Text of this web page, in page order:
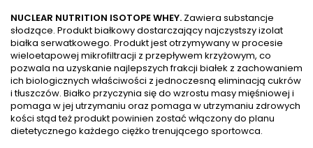
NUCLEAR NUTRITION ISOTOPE WHEY. Zawiera substancje
słodzące. Produkt białkowy dostarczający najczystszy izolat
białka serwatkowego. Produkt jest otrzymywany w procesie
wieloetapowej mikrofiltracji z przepływem krzyżowym, co
pozwala na uzyskanie najlepszych frakcji białek z zachowaniem
ich biologicznych właściwości z jednoczesną eliminacją cukrów
i tłuszczów. Białko przyczynia się do wzrostu masy mięśniowej i
pomaga w jej utrzymaniu oraz pomaga w utrzymaniu zdrowych
kości stąd też produkt powinien zostać włączony do planu
dietetycznego każdego ciężko trenującego sportowca.